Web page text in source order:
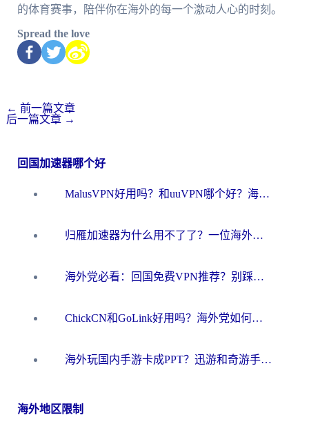
的体育赛事，陪伴你在海外的每一个激动人心的时刻。
Spread the love
← 前一篇文章
后一篇文章 →
回国加速器哪个好
MalusVPN好用吗？和uuVPN哪个好？海外党无缝访问国内资源的真实对比与选择指南
归雁加速器为什么用不了了？一位海外游子的真实困惑与技术解答
海外党必看：回国免费VPN推荐？别踩坑！教你选对加速器无缝刷国内资源
ChickCN和GoLink好用吗？海外党如何选对回国加速器
海外玩国内手游卡成PPT？迅游和奇游手游哪个好？一篇讲透回国加速器怎么选
海外地区限制